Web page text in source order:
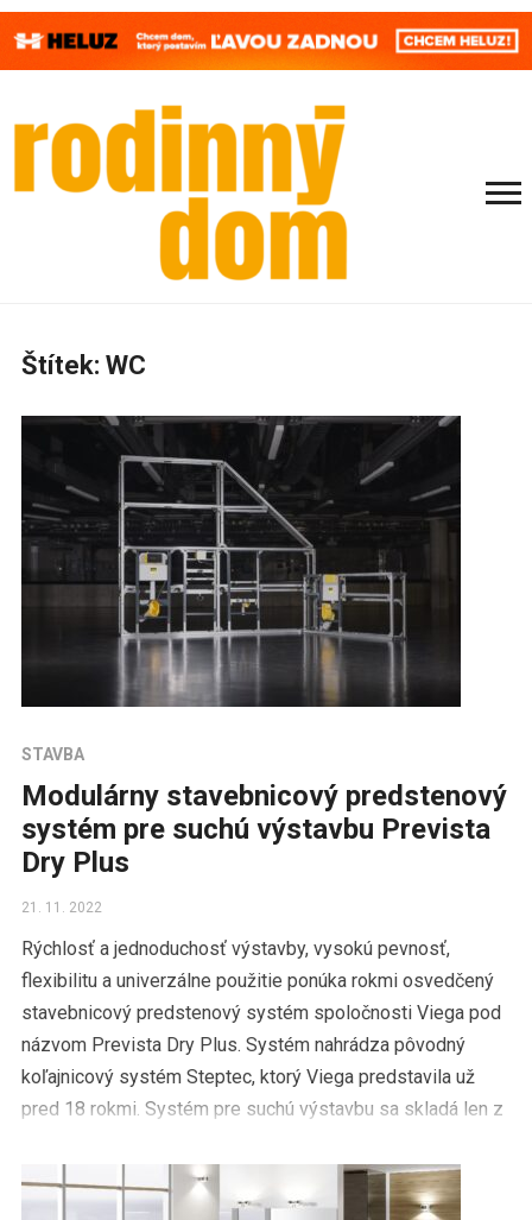
Štítek: WC
STAVBA
Modulárny stavebnicový predstenový
systém pre suchú výstavbu Prevista
Dry Plus
21. 11. 2022
Rýchlosť a jednoduchosť výstavby, vysokú pevnosť,
flexibilitu a univerzálne použitie ponúka rokmi osvedčený
stavebnicový predstenový systém spoločnosti Viega pod
názvom Prevista Dry Plus. Systém nahrádza pôvodný
koľajnicový systém Steptec, ktorý Viega predstavila už
pred 18 rokmi. Systém pre suchú výstavbu sa skladá len z